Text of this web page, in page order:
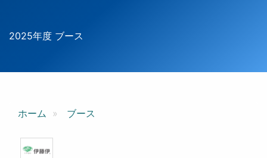
2025年度 ブース
ホーム ブース